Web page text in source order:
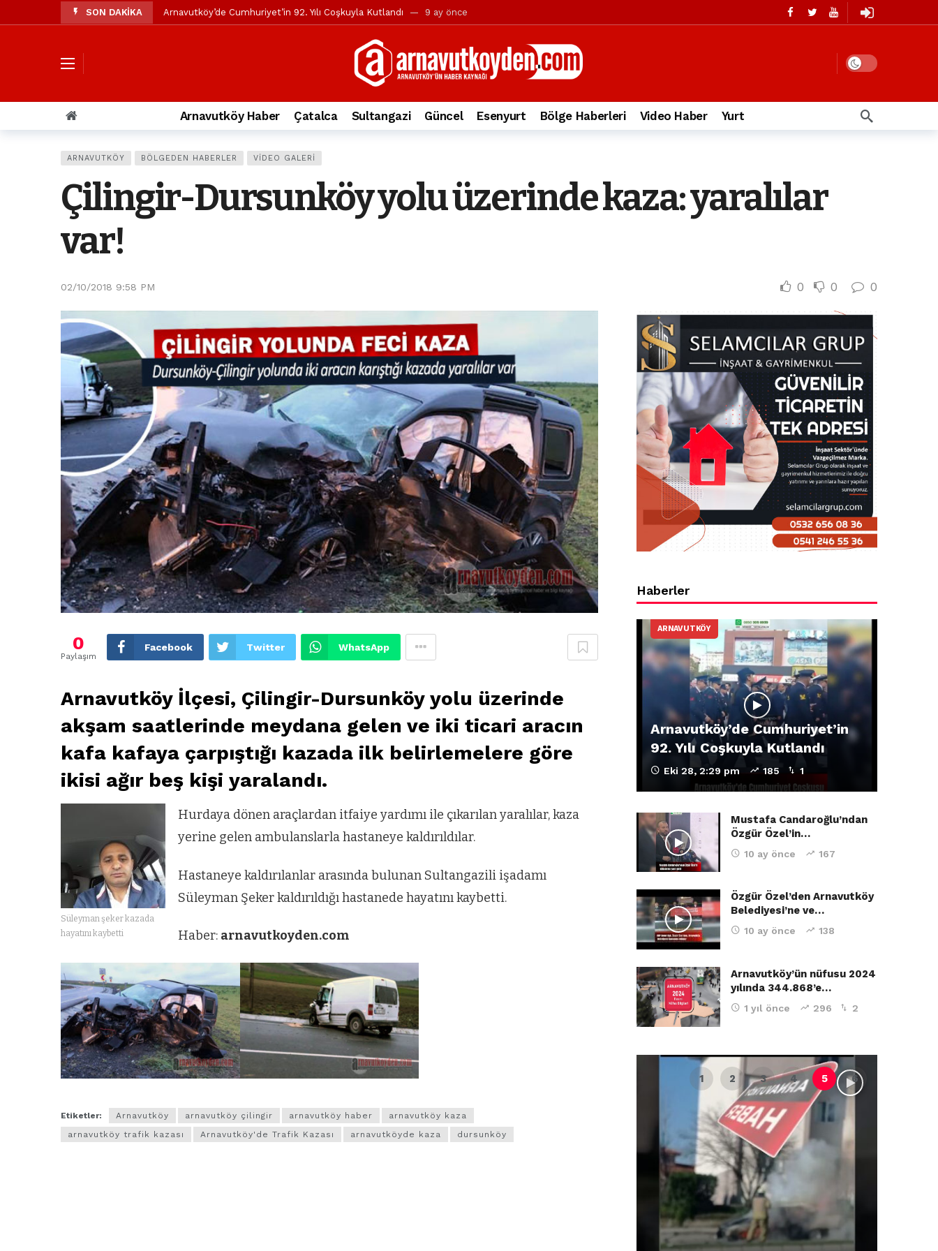
SON DAKİKA Arnavutköy’de Cumhuriyet’in 92. Yılı Coşkuyla Kutlandı 9 ay önce
Özgür Özel’den Arnavutköy Belediyesi’ne ve Mustafa Candaroğlu’na yönelik suçlamalar 10 ay önce
Arnavutköy’ün nüfusu 2024 yılında 344.868’e ulaştı 1 yıl önce
Arnavutköy Taşoluk’ta seyir halindeki otomobil alev alev yandı. 2 yıl önce
Arnavutköy İmrahor Mahallesi sakinleri protesto gösterisi düzenledi 2 yıl önce
Toprak kaydı: 3 hafriyat kamyonu birbirlerinin üzerine devrildi
İstanbul Havalimanı yolundaki kazada, taksideki yolcu öldü 3 yıl önce
Arnavutkoy Belediyesi’ne su baskını tepkisi 3 yıl önce
Arnavutköy Haber Çatalca Sultangazi Güncel Esenyurt Bölge Haberleri Video Haber Yurt
ARNAVUTKÖY BÖLGEDEN HABERLER VIDEO GALERI
Çilingir-Dursunköy yolu üzerinde kaza: yaralılar
var!
02/10/2018 9:58 PM 0 0 0
0
Paylaşım
Facebook Twitter WhatsApp
Arnavutköy İlçesi, Çilingir-Dursunköy yolu üzerinde
akşam saatlerinde meydana gelen ve iki ticari aracın
kafa kafaya çarpıştığı kazada ilk belirlemelere göre
ikisi ağır beş kişi yaralandı.
Süleyman şeker kazada
hayatını kaybetti
Hurdaya dönen araçlardan itfaiye yardımı ile çıkarılan yaralılar, kaza
yerine gelen ambulanslarla hastaneye kaldırıldılar.
Hastaneye kaldırılanlar arasında bulunan Sultangazili işadamı
Süleyman Şeker kaldırıldığı hastanede hayatını kaybetti.
Haber: arnavutkoyden.com
Etiketler: Arnavutköy arnavutköy çilingir arnavutköy haber
arnavutköy kaza
arnavutköy trafik kazası
Arnavutköy'de Trafik Kazası arnavutköyde kaza dursunköy
Haberler
ARNAVUTKÖY
Arnavutköy’de Cumhuriyet’in
92. Yılı Coşkuyla Kutlandı
Eki 28, 2:29 pm 185 1
Mustafa Candaroğlu’ndan
Özgür Özel’in…
10 ay önce 167
Özgür Özel’den Arnavutköy
Belediyesi’ne ve…
10 ay önce 138
Arnavutköy’ün nüfusu 2024
yılında 344.868’e…
1 yıl önce 296 2